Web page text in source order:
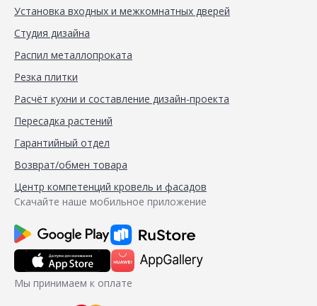
Установка входных и межкомнатных дверей
Студия дизайна
Распил металлопроката
Резка плитки
Расчёт кухни и составление дизайн-проекта
Пересадка растений
Гарантийный отдел
Возврат/обмен товара
Центр компетенций кровель и фасадов
Скачайте наше мобильное приложение
Мы принимаем к оплате